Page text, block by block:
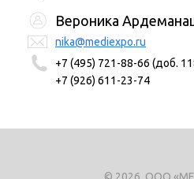
Вероника
nika@mediexpo.ru
+7 (495) 721-88-66 (доб.
+7 (926) 611-23-74
© 2026, ООО